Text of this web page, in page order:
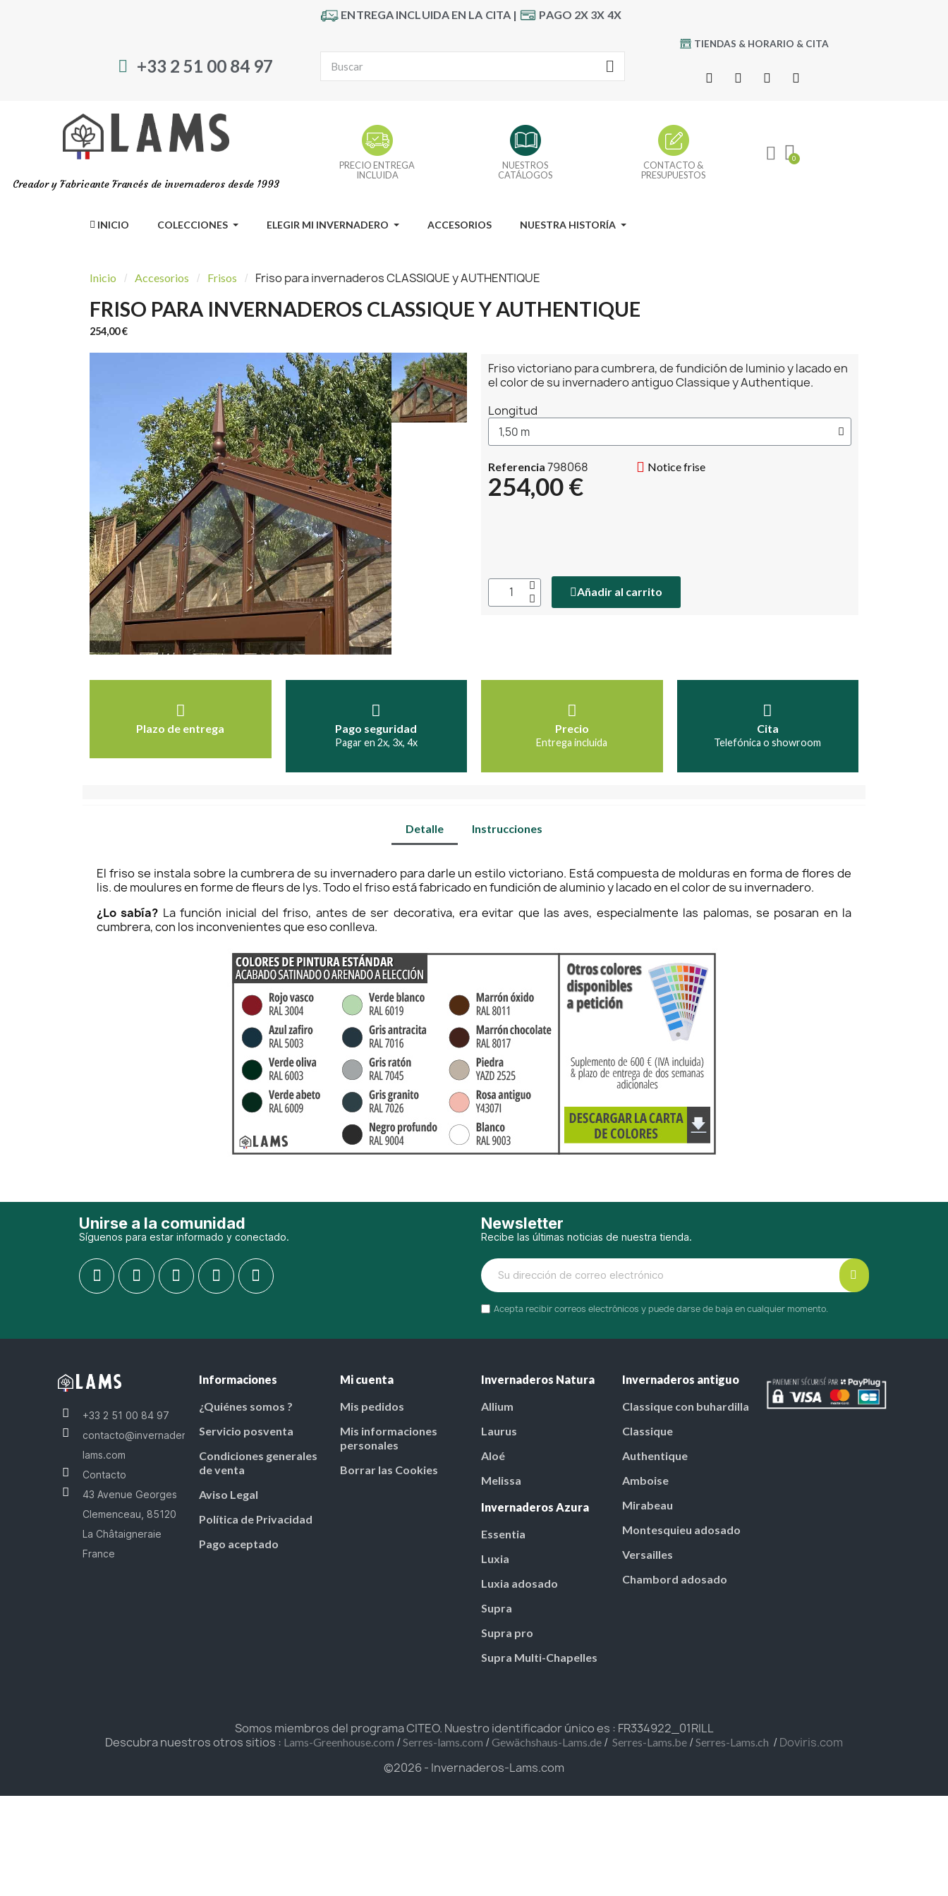
ENTREGA INCLUIDA EN LA CITA | PAGO 2X 3X 4X
+33 2 51 00 84 97
TIENDAS & HORARIO & CITA
Creador y Fabricante Francés de invernaderos desde 1993
PRECIO ENTREGA
INCLUIDA
NUESTROS
CATÁLOGOS
CONTACTO &
PRESUPUESTOS
INICIO COLECCIONES ELEGIR MI INVERNADERO ACCESORIOS NUESTRA HISTORÍA
Inicio Accesorios Frisos Friso para invernaderos CLASSIQUE y AUTHENTIQUE
FRISO PARA INVERNADEROS CLASSIQUE Y AUTHENTIQUE
254,00 €
Friso victoriano para cumbrera, de fundición de luminio y lacado en
el color de su invernadero antiguo Classique y Authentique.
Longitud
Referencia 798068 Notice frise
254,00 €
Añadir al carrito
Plazo de entrega Pago seguridad
Pagar en 2x, 3x, 4x
Precio
Entrega incluida
Cita
Telefónica o showroom
Detalle Instrucciones
El friso se instala sobre la cumbrera de su invernadero para darle un estilo victoriano. Está compuesta de molduras en forma de flores de
lis. de moulures en forme de fleurs de lys. Todo el friso está fabricado en fundición de aluminio y lacado en el color de su invernadero.
¿Lo sabía? La función inicial del friso, antes de ser decorativa, era evitar que las aves, especialmente las palomas, se posaran en la
cumbrera, con los inconvenientes que eso conlleva.
Unirse a la comunidad
Síguenos para estar informado y conectado.
Newsletter
Recibe las últimas noticias de nuestra tienda.
Acepta recibir correos electrónicos y puede darse de baja en cualquier momento.
+33 2 51 00 84 97
contacto@invernaderos-
lams.com
Contacto
43 Avenue Georges
Clemenceau, 85120
La Châtaigneraie
France
Informaciones
¿Quiénes somos ?
Servicio posventa
Condiciones generales
de venta
Aviso Legal
Política de Privacidad
Pago aceptado
Mi cuenta
Mis pedidos
Mis informaciones
personales
Borrar las Cookies
Invernaderos Natura
Allium
Laurus
Aloé
Melissa
Invernaderos Azura
Essentia
Luxia
Luxia adosado
Supra
Supra pro
Supra Multi-Chapelles
Invernaderos antiguo
Classique con buhardilla
Classique
Authentique
Amboise
Mirabeau
Montesquieu adosado
Versailles
Chambord adosado
Somos miembros del programa CITEO. Nuestro identificador único es : FR334922_01RILL
Descubra nuestros otros sitios : Lams-Greenhouse.com /Serres-lams.com /Gewächshaus-Lams.de / Serres-Lams.be /Serres-Lams.ch /Doviris.com
©2026 - Invernaderos-Lams.com